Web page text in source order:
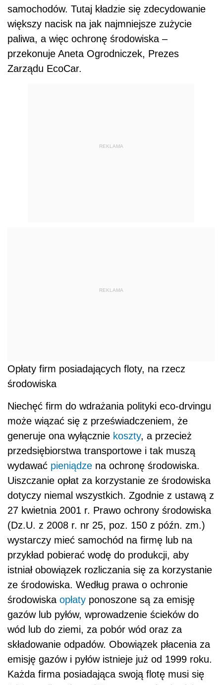
samochodów. Tutaj kładzie się zdecydowanie
większy nacisk na jak najmniejsze zużycie
paliwa, a więc ochronę środowiska –
przekonuje Aneta Ogrodniczek, Prezes
Zarządu EcoCar.
REKLAMA
REKLAMA
Opłaty firm posiadających floty, na rzecz
środowiska
Niechęć firm do wdrażania polityki eco-drvingu
może wiązać się z przeświadczeniem, że
generuje ona wyłącznie koszty, a przecież
przedsiębiorstwa transportowe i tak muszą
wydawać pieniądze na ochronę środowiska.
Uiszczanie opłat za korzystanie ze środowiska
dotyczy niemal wszystkich. Zgodnie z ustawą z
27 kwietnia 2001 r. Prawo ochrony środowiska
(Dz.U. z 2008 r. nr 25, poz. 150 z późn. zm.)
wystarczy mieć samochód na firmę lub na
przykład pobierać wodę do produkcji, aby
istniał obowiązek rozliczania się za korzystanie
ze środowiska. Według prawa o ochronie
środowiska opłaty ponoszone są za emisję
gazów lub pyłów, wprowadzenie ścieków do
wód lub do ziemi, za pobór wód oraz za
składowanie odpadów. Obowiązek płacenia za
emisję gazów i pyłów istnieje już od 1999 roku.
Każda firma posiadająca swoją flotę musi się